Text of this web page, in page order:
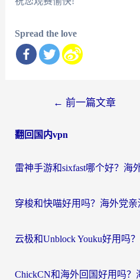
Spread the love
导
← 前一篇文章
翻回国内vpn